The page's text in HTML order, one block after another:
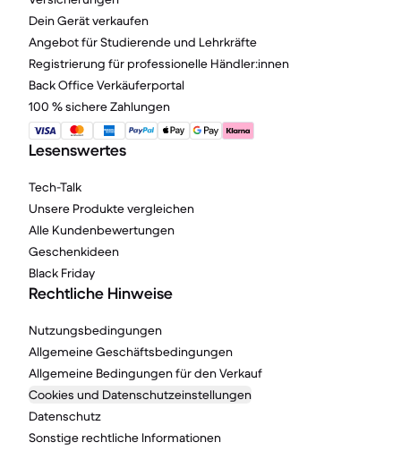
Dein Gerät verkaufen
Angebot für Studierende und Lehrkräfte
Registrierung für professionelle Händler:innen
Back Office Verkäuferportal
100 % sichere Zahlungen
Lesenswertes
Tech-Talk
Unsere Produkte vergleichen
Alle Kundenbewertungen
Geschenkideen
Black Friday
Rechtliche Hinweise
Nutzungsbedingungen
Allgemeine Geschäftsbedingungen
Allgemeine Bedingungen für den Verkauf
Cookies und Datenschutzeinstellungen
Datenschutz
Sonstige rechtliche Informationen